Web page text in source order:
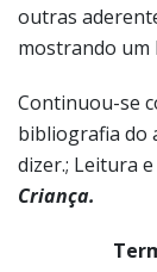
outras
mostrando um
Continuou-se
bibliografia do
dizer.; Leitura
Criança.